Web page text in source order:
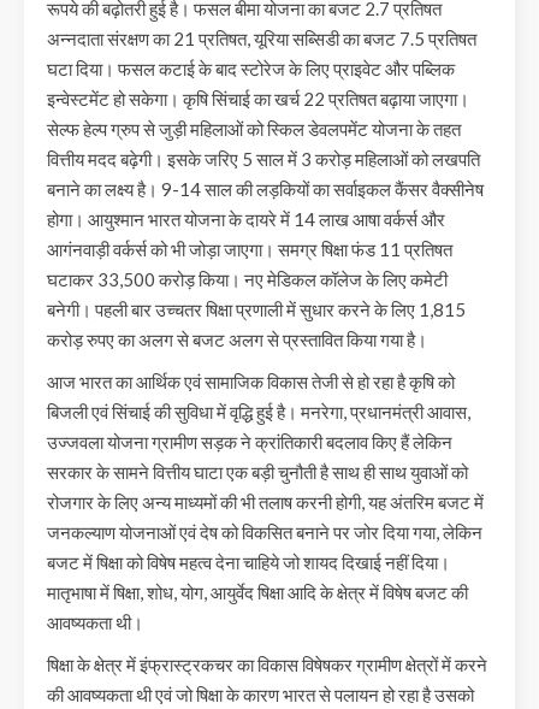
रूपये की बढ़ोतरी हुई है। फसल बीमा योजना का बजट 2.7 प्रतिषत
अन्नदाता संरक्षण का 21 प्रतिषत, यूरिया सब्सिडी का बजट 7.5 प्रतिषत
घटा दिया। फसल कटाई के बाद स्टोरेज के लिए प्राइवेट और पब्लिक
इन्वेस्टमेंट हो सकेगा। कृषि सिंचाई का खर्च 22 प्रतिषत बढ़ाया जाएगा।
सेल्फ हेल्प ग्रुप से जुड़ी महिलाओं को स्किल डेवलपमेंट योजना के तहत
वित्तीय मदद बढ़ेगी। इसके जरिए 5 साल में 3 करोड़ महिलाओं को लखपति
बनाने का लक्ष्य है। 9-14 साल की लड़कियों का सर्वाइकल कैंसर वैक्सीनेष
होगा। आयुश्मान भारत योजना के दायरे में 14 लाख आषा वर्कर्स और
आगंनवाड़ी वर्कर्स को भी जोड़ा जाएगा। समग्र षिक्षा फंड 11 प्रतिषत
घटाकर 33,500 करोड़ किया। नए मेडिकल कॉलेज के लिए कमेटी
बनेगी। पहली बार उच्चतर षिक्षा प्रणाली में सुधार करने के लिए 1,815
करोड़ रुपए का अलग से बजट अलग से प्रस्तावित किया गया है।
आज भारत का आर्थिक एवं सामाजिक विकास तेजी से हो रहा है कृषि को
बिजली एवं सिंचाई की सुविधा में वृद्धि हुई है। मनरेगा, प्रधानमंत्री आवास,
उज्जवला योजना ग्रामीण सड़क ने क्रांतिकारी बदलाव किए हैं लेकिन
सरकार के सामने वित्तीय घाटा एक बड़ी चुनौती है साथ ही साथ युवाओं को
रोजगार के लिए अन्य माध्यमों की भी तलाष करनी होगी, यह अंतरिम बजट में
जनकल्याण योजनाओं एवं देष को विकसित बनाने पर जोर दिया गया, लेकिन
बजट में षिक्षा को विषेष महत्व देना चाहिये जो शायद दिखाई नहीं दिया।
मातृभाषा में षिक्षा, शोध, योग, आयुर्वेद षिक्षा आदि के क्षेत्र में विषेष बजट की
आवष्यकता थी।
षिक्षा के क्षेत्र में इंफ्रास्ट्रकचर का विकास विषेषकर ग्रामीण क्षेत्रों में करने
की आवष्यकता थी एवं जो षिक्षा के कारण भारत से पलायन हो रहा है उसको